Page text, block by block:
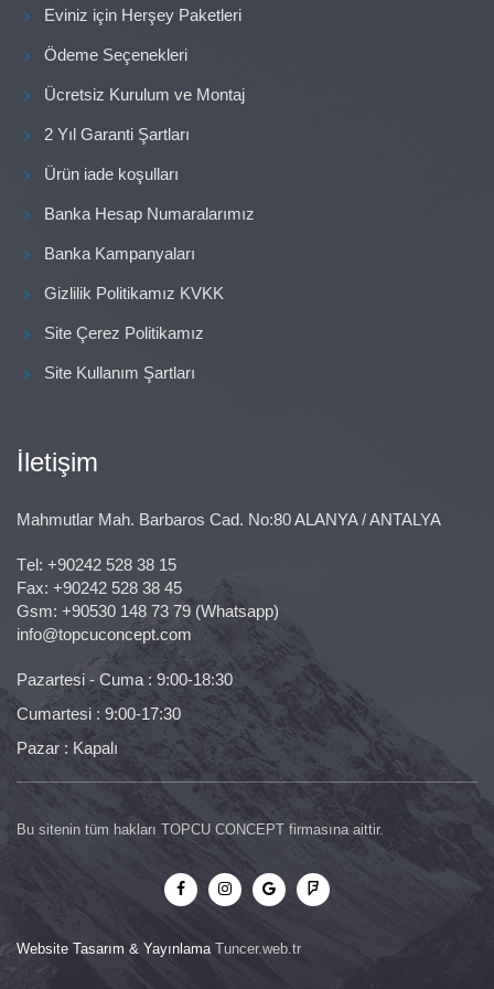
Eviniz için Herşey Paketleri
Ödeme Seçenekleri
Ücretsiz Kurulum ve Montaj
2 Yıl Garanti Şartları
Ürün iade koşulları
Banka Hesap Numaralarımız
Banka Kampanyaları
Gizlilik Politikamız KVKK
Site Çerez Politikamız
Site Kullanım Şartları
İletişim
Mahmutlar Mah. Barbaros Cad. No:80 ALANYA / ANTALYA
Тel: +90242 528 38 15
Fax: +90242 528 38 45
Gsm: +90530 148 73 79 (Whatsapp)
info@topcuconcept.com
Pazartesi - Cuma : 9:00-18:30
Cumartesi : 9:00-17:30
Pazar : Kapalı
Bu sitenin tüm hakları TOPCU CONCEPT firmasına aittir.
Website Tasarım & Yayınlama Tuncer.web.tr